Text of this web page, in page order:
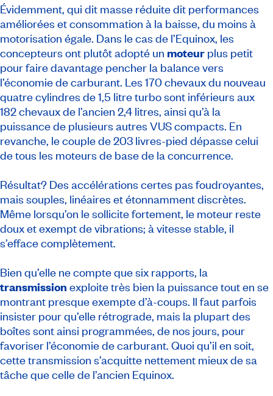
Évidemment, qui dit masse réduite dit performances
améliorées et consommation à la baisse, du moins à
motorisation égale. Dans le cas de l’Equinox, les
concepteurs ont plutôt adopté un moteur plus petit
pour faire davantage pencher la balance vers
l’économie de carburant. Les 170 chevaux du nouveau
quatre cylindres de 1,5 litre turbo sont inférieurs aux
182 chevaux de l’ancien 2,4 litres, ainsi qu’à la
puissance de plusieurs autres VUS compacts. En
revanche, le couple de 203 livres-pied dépasse celui
de tous les moteurs de base de la concurrence.
Résultat? Des accélérations certes pas foudroyantes,
mais souples, linéaires et étonnamment discrètes.
Même lorsqu’on le sollicite fortement, le moteur reste
doux et exempt de vibrations; à vitesse stable, il
s’efface complètement.
Bien qu’elle ne compte que six rapports, la
transmission exploite très bien la puissance tout en se
montrant presque exempte d’à-coups. Il faut parfois
insister pour qu’elle rétrograde, mais la plupart des
boîtes sont ainsi programmées, de nos jours, pour
favoriser l’économie de carburant. Quoi qu’il en soit,
cette transmission s’acquitte nettement mieux de sa
tâche que celle de l’ancien Equinox.